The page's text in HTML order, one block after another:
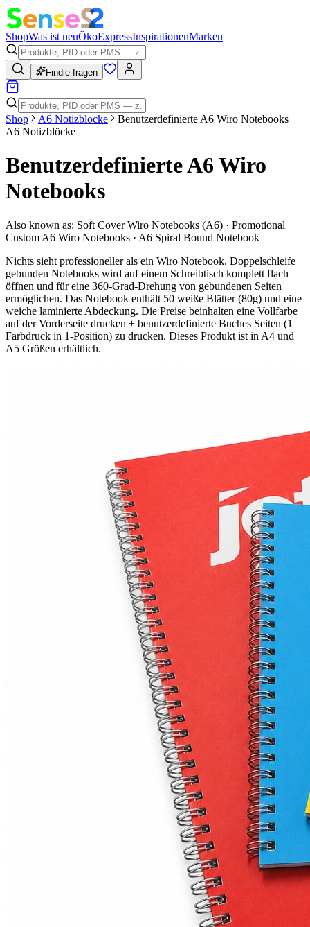
ShopWas ist neuÖkoExpressInspirationenMarken
Findie fragen
Shop A6 Notizblöcke
Benutzerdefinierte A6 Wiro Notebooks
A6 Notizblöcke
Benutzerdefinierte A6 Wiro
Notebooks
Also known as: Soft Cover Wiro Notebooks (A6) · Promotional
Custom A6 Wiro Notebooks · A6 Spiral Bound Notebook
Nichts sieht professioneller als ein Wiro Notebook. Doppelschleife
gebunden Notebooks wird auf einem Schreibtisch komplett flach
öffnen und für eine 360-Grad-Drehung von gebundenen Seiten
ermöglichen. Das Notebook enthält 50 weiße Blätter (80g) und eine
weiche laminierte Abdeckung. Die Preise beinhalten eine Vollfarbe
auf der Vorderseite drucken + benutzerdefinierte Buches Seiten (1
Farbdruck in 1-Position) zu drucken. Dieses Produkt ist in A4 und
A5 Größen erhältlich.